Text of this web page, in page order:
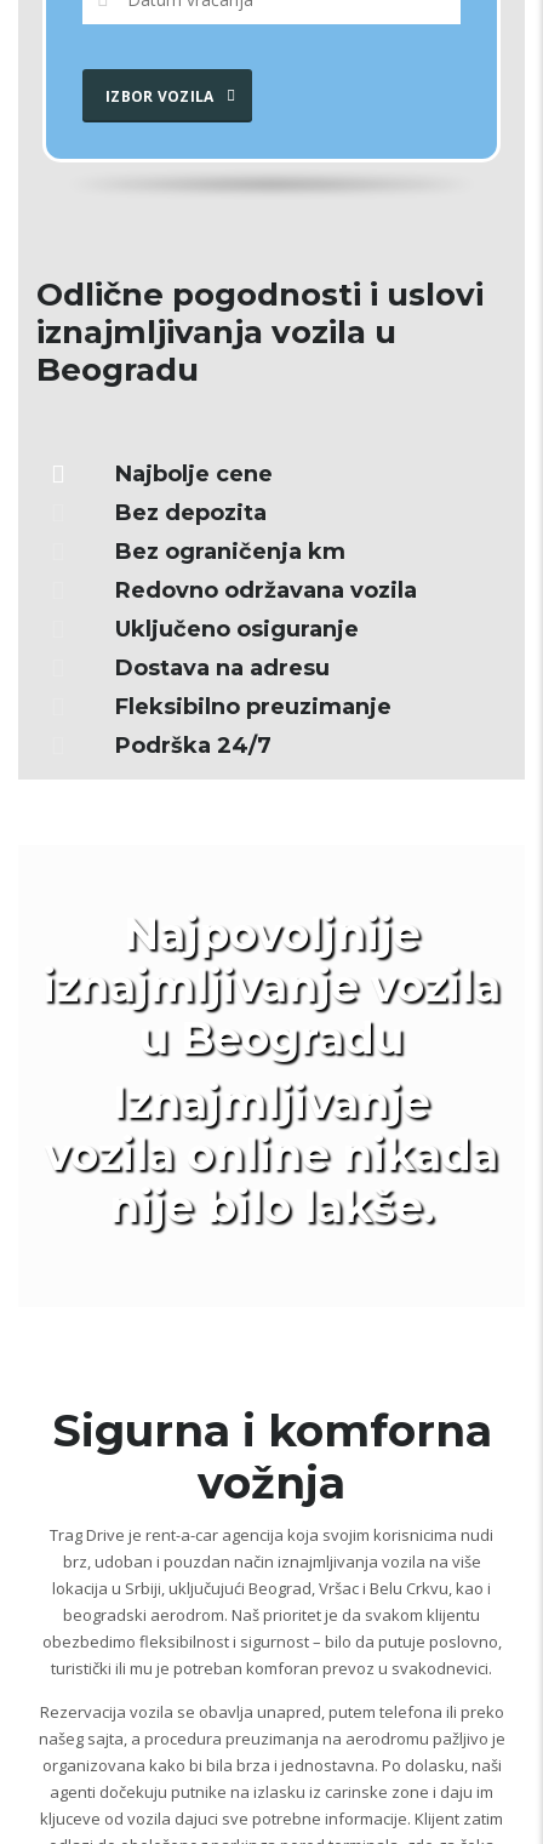
IZBOR VOZILA
Odlične pogodnosti i uslovi
iznajmljivanja vozila u
Beogradu
Najbolje cene
Bez depozita
Bez ograničenja km
Redovno održavana vozila
Uključeno osiguranje
Dostava na adresu
Fleksibilno preuzimanje
Podrška 24/7
Najpovoljnije
iznajmljivanje vozila
u Beogradu
Iznajmljivanje
vozila online nikada
nije bilo lakše.
Sigurna i komforna
vožnja
Trag Drive je rent-a-car agencija koja svojim korisnicima nudi
brz, udoban i pouzdan način iznajmljivanja vozila na više
lokacija u Srbiji, uključujući Beograd, Vršac i Belu Crkvu, kao i
beogradski aerodrom. Naš prioritet je da svakom klijentu
obezbedimo fleksibilnost i sigurnost – bilo da putuje poslovno,
turistički ili mu je potreban komforan prevoz u svakodnevici.
Rezervacija vozila se obavlja unapred, putem telefona ili preko
našeg sajta, a procedura preuzimanja na aerodromu pažljivo je
organizovana kako bi bila brza i jednostavna. Po dolasku, naši
agenti dočekuju putnike na izlasku iz carinske zone i daju im
kljuceve od vozila dajuci sve potrebne informacije. Klijent zatim